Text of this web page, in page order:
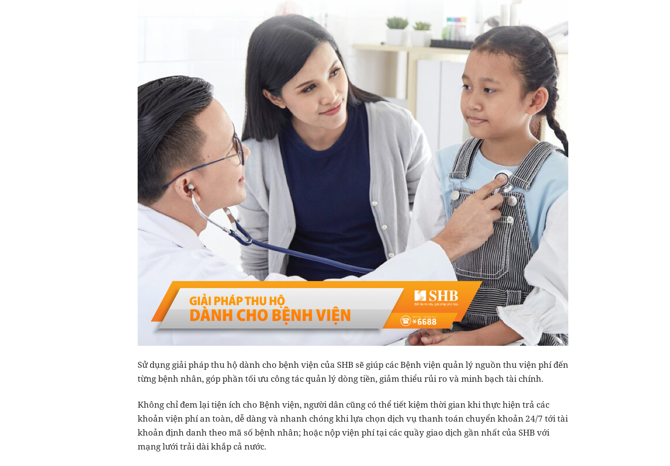
Sử dụng giải pháp thu hộ dành cho bệnh viện của SHB sẽ giúp các Bệnh viện quản lý nguồn thu viện phí đến
từng bệnh nhân, góp phần tối ưu công tác quản lý dòng tiền, giảm thiểu rủi ro và minh bạch tài chính.
Không chỉ đem lại tiện ích cho Bệnh viện, người dân cũng có thể tiết kiệm thời gian khi thực hiện trả các
khoản viện phí an toàn, dễ dàng và nhanh chóng khi lựa chọn dịch vụ thanh toán chuyển khoản 24/7 tới tài
khoản định danh theo mã số bệnh nhân; hoặc nộp viện phí tại các quầy giao dịch gần nhất của SHB với
mạng lưới trải dài khắp cả nước.